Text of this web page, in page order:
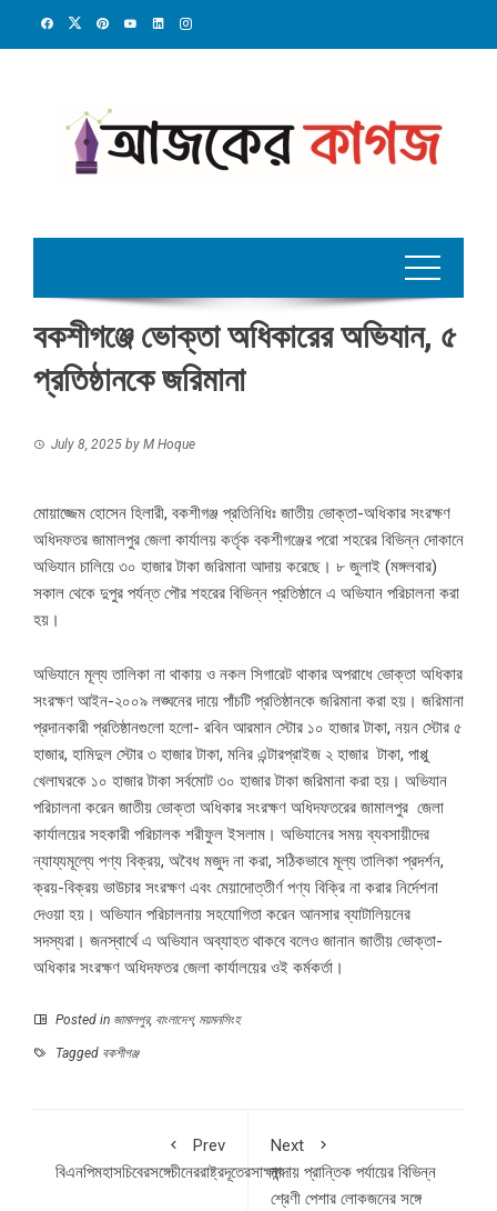
বকশীগঞ্জে ভোক্তা অধিকারের অভিযান, ৫
প্রতিষ্ঠানকে জরিমানা
July 8, 2025 by M Hoque
মোয়াজ্জেম হোসেন হিলারী, বকশীগঞ্জ প্রতিনিধিঃ জাতীয় ভোক্তা-অধিকার সংরক্ষণ
অধিদফতর জামালপুর জেলা কার্যালয় কর্তৃক বকশীগঞ্জের পরো শহরের বিভিন্ন দোকানে
অভিযান চালিয়ে ৩০ হাজার টাকা জরিমানা আদায় করেছে। ৮ জুলাই (মঙ্গলবার)
সকাল থেকে দুপুর পর্যন্ত পৌর শহরের বিভিন্ন প্রতিষ্ঠানে এ অভিযান পরিচালনা করা
হয়।
অভিযানে মূল্য তালিকা না থাকায় ও নকল সিগারেট থাকার অপরাধে ভোক্তা অধিকার
সংরক্ষণ আইন-২০০৯ লঙ্ঘনের দায়ে পাঁচটি প্রতিষ্ঠানকে জরিমানা করা হয়। জরিমানা
প্রদানকারী প্রতিষ্ঠানগুলো হলো- রবিন আরমান স্টোর ১০ হাজার টাকা, নয়ন স্টোর ৫
হাজার, হামিদুল স্টোর ৩ হাজার টাকা, মনির এন্টারপ্রাইজ ২ হাজার টাকা, পাপ্পু
খেলাঘরকে ১০ হাজার টাকা সর্বমোট ৩০ হাজার টাকা জরিমানা করা হয়। অভিযান
পরিচালনা করেন জাতীয় ভোক্তা অধিকার সংরক্ষণ অধিদফতরের জামালপুর জেলা
কার্যালয়ের সহকারী পরিচালক শরীফুল ইসলাম। অভিযানের সময় ব্যবসায়ীদের
ন্যায্যমূল্যে পণ্য বিক্রয়, অবৈধ মজুদ না করা, সঠিকভাবে মূল্য তালিকা প্রদর্শন,
ক্রয়-বিক্রয় ভাউচার সংরক্ষণ এবং মেয়াদোত্তীর্ণ পণ্য বিক্রি না করার নির্দেশনা
দেওয়া হয়। অভিযান পরিচালনায় সহযোগিতা করেন আনসার ব্যাটালিয়নের
সদস্যরা। জনস্বার্থে এ অভিযান অব্যাহত থাকবে বলেও জানান জাতীয় ভোক্তা-
অধিকার সংরক্ষণ অধিদফতর জেলা কার্যালয়ের ওই কর্মকর্তা।
Posted in জামালপুর, বাংলাদেশ, ময়মনসিংহ
Tagged বকশীগঞ্জ
Prev
বিএনপিমহাসচিবেরসঙ্গেচীনেররাষ্ট্রদূতেরসাক্ষাৎ
Next
মান্দায় প্রান্তিক পর্যায়ের বিভিন্ন
শ্রেণী পেশার লোকজনের সঙ্গে